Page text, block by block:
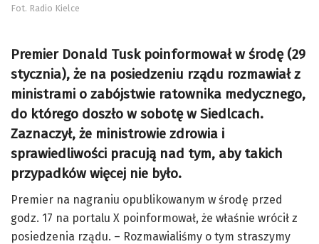
Fot. Radio Kielce
Premier Donald Tusk poinformował w środę (29
stycznia), że na posiedzeniu rządu rozmawiał z
ministrami o zabójstwie ratownika medycznego,
do którego doszło w sobotę w Siedlcach.
Zaznaczył, że ministrowie zdrowia i
sprawiedliwości pracują nad tym, aby takich
przypadków więcej nie było.
Premier na nagraniu opublikowanym w środę przed
godz. 17 na portalu X poinformował, że właśnie wrócił z
posiedzenia rządu. – Rozmawialiśmy o tym straszymy